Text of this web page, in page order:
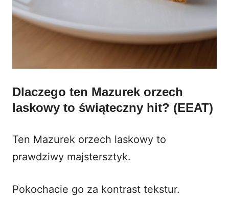
Dlaczego ten Mazurek orzech
laskowy to świąteczny hit? (EEAT)
Ten Mazurek orzech laskowy to
prawdziwy majstersztyk.
Pokochacie go za kontrast tekstur.